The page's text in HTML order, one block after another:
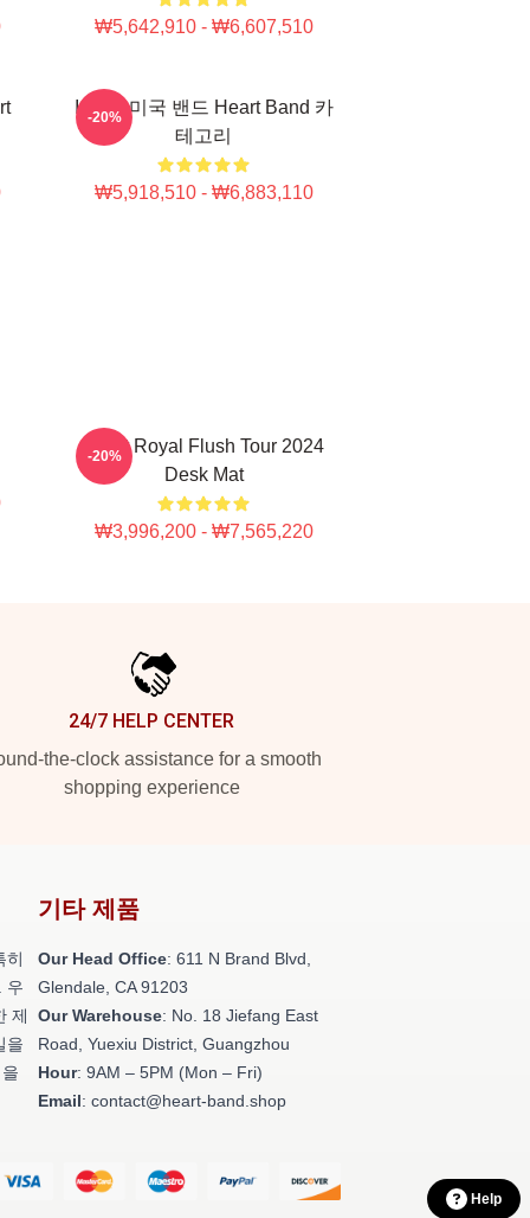
₩5,642,910 - ₩6,607,510
Iconic 미국 밴드 Heart Band 카
테고리
₩5,918,510 - ₩6,883,110
-20%
Heart Royal Flush Tour 2024
Desk Mat
₩3,996,200 - ₩7,565,220
-20%
24/7 HELP CENTER
the-clock assistance for a smooth
shopping experience
히
우
제
을
기타 제품
Our Head Office: 611 N Brand Blvd,
Glendale, CA 91203
Our Warehouse: No. 18 Jiefang East
Road, Yuexiu District, Guangzhou
Hour: 9AM – 5PM (Mon – Fri)
Email: contact@heart-band.shop
Help